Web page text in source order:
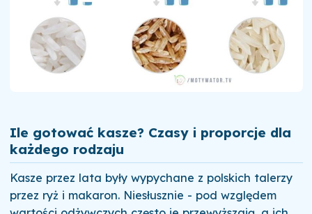
Ile gotować kasze? Czasy i proporcje dla
każdego rodzaju
Kasze przez lata były wypychane z polskich talerzy
przez ryż i makaron. Niesłusznie - pod względem